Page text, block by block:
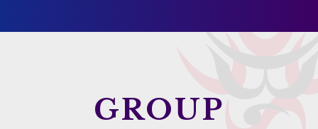
GROUP